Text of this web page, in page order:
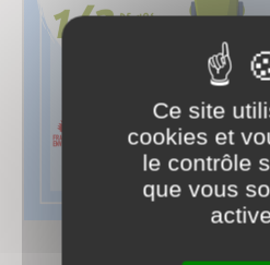
Ce site
cookies et
le contrôle
que vous